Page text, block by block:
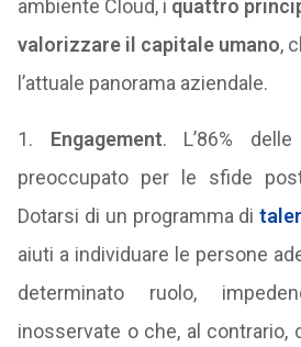
ambiente Cloud, i quattro
valorizzare il capitale umano,
l’attuale panorama aziendale.
1. Engagement. L’86%
preoccupato per le sfide
Dotarsi di un programma di
aiuti a individuare le persone
determinato ruolo,
inosservate o che, al contrario,